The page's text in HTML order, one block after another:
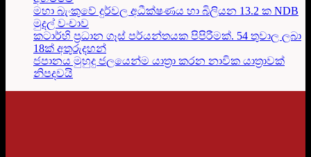
මහා බැංකුවේ දුර්වල අධීක්ෂණය හා බිලියන 13.2 ක NDB
මුදල් වංචාව
කටාර්හි ප්‍රධාන ගෑස් පර්යන්තයක පිපිරීමක්. 54 තුවාල ලබා
18ක් අතුරුදහන්
ජපානය මුහුදු ජලයෙන්ම යාත්‍රා කරන නාවික යාත්‍රාවක්
නිපදවයි